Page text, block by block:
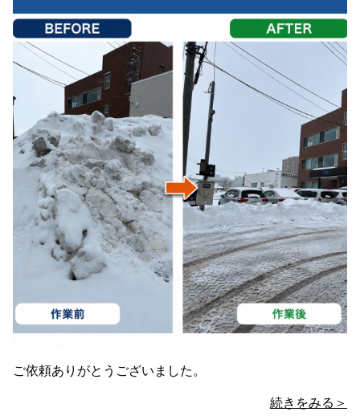
ご依頼ありがとうございました。
続きをみる＞